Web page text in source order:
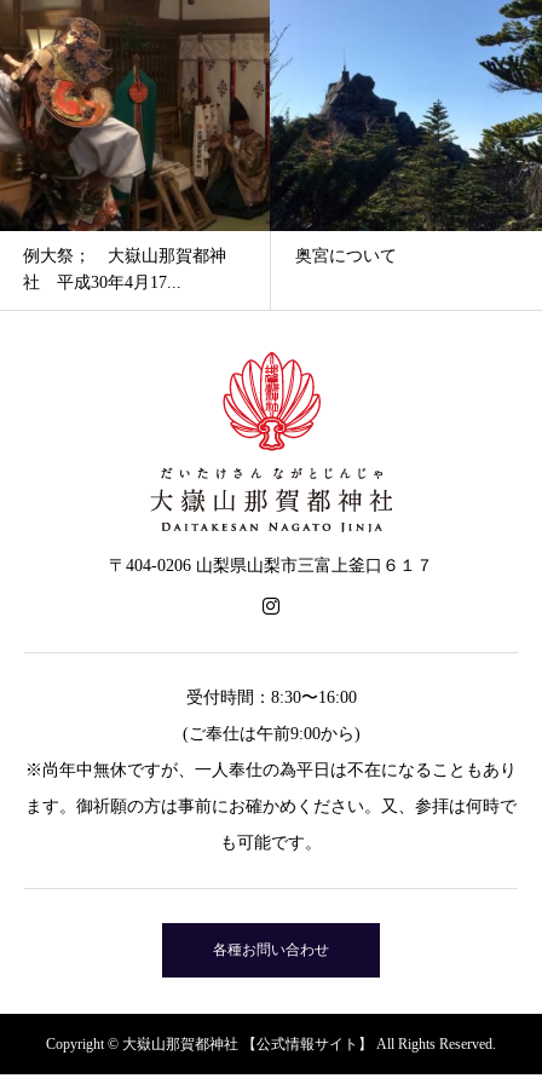
奥宮について
大祓式； 大嶽山那賀都神
〒404-0206 山梨県山梨市三富上釜口６１７
受付時間：8:30〜16:00
(ご奉仕は午前9:00から)
※尚年中無休ですが、一人奉仕の為平日は不在になることもあり
ます。御祈願の方は事前にお確かめください。又、参拝は何時で
も可能です。
各種お問い合わせ
Copyright © 大嶽山那賀都神社 【公式情報サイト】 All Rights Reserved.